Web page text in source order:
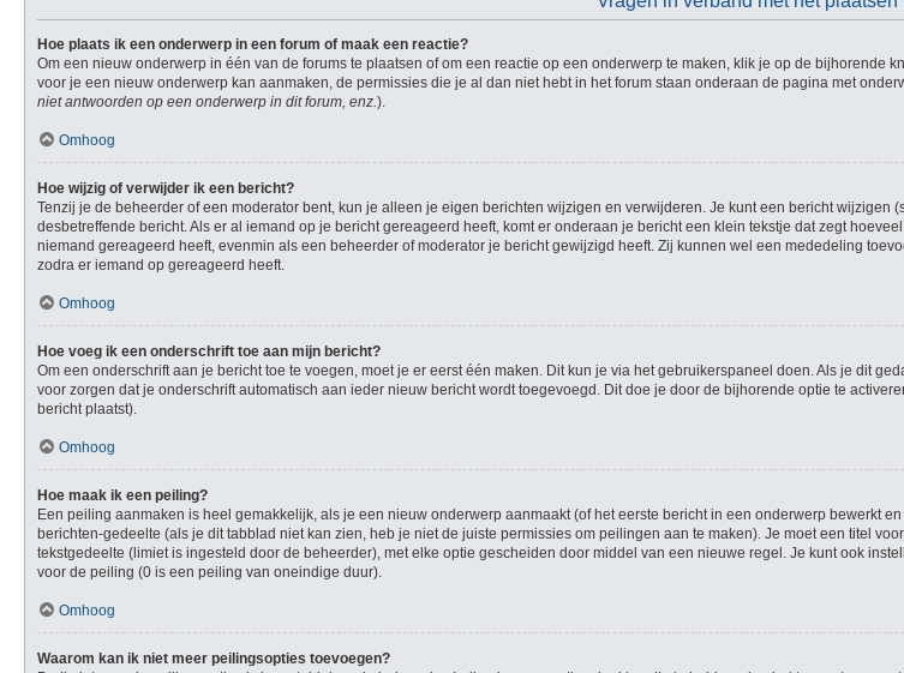
Hoe plaats ik een onderwerp in een forum of maak een reactie?
Om een nieuw onderwerp in één van de forums te plaatsen of om een reactie op een onderwerp te maken, klik je op de
voor je een nieuw onderwerp kan aanmaken, de permissies die je al dan niet hebt in het forum staan onderaan de pagina met
niet antwoorden op een onderwerp in dit forum, enz.).
Omhoog
Hoe wijzig of verwijder ik een bericht?
Tenzij je de beheerder of een moderator bent, kun je alleen je eigen berichten wijzigen en verwijderen. Je kunt een bericht wijzigen
desbetreffende bericht. Als er al iemand op je bericht gereageerd heeft, komt er onderaan je bericht een klein tekstje dat zegt
niemand gereageerd heeft, evenmin als een beheerder of moderator je bericht gewijzigd heeft. Zij kunnen wel een mededeling
zodra er iemand op gereageerd heeft.
Omhoog
Hoe voeg ik een onderschrift toe aan mijn bericht?
Om een onderschrift aan je bericht toe te voegen, moet je er eerst één maken. Dit kun je via het gebruikerspaneel doen. Als je dit
voor zorgen dat je onderschrift automatisch aan ieder nieuw bericht wordt toegevoegd. Dit doe je door de bijhorende optie te
bericht plaatst).
Omhoog
Hoe maak ik een peiling?
Een peiling aanmaken is heel gemakkelijk, als je een nieuw onderwerp aanmaakt (of het eerste bericht in een onderwerp bewerkt
berichten-gedeelte (als je dit tabblad niet kan zien, heb je niet de juiste permissies om peilingen aan te maken). Je moet een titel
tekstgedeelte (limiet is ingesteld door de beheerder), met elke optie gescheiden door middel van een nieuwe regel. Je kunt ook
voor de peiling (0 is een peiling van oneindige duur).
Omhoog
Waarom kan ik niet meer peilingsopties toevoegen?